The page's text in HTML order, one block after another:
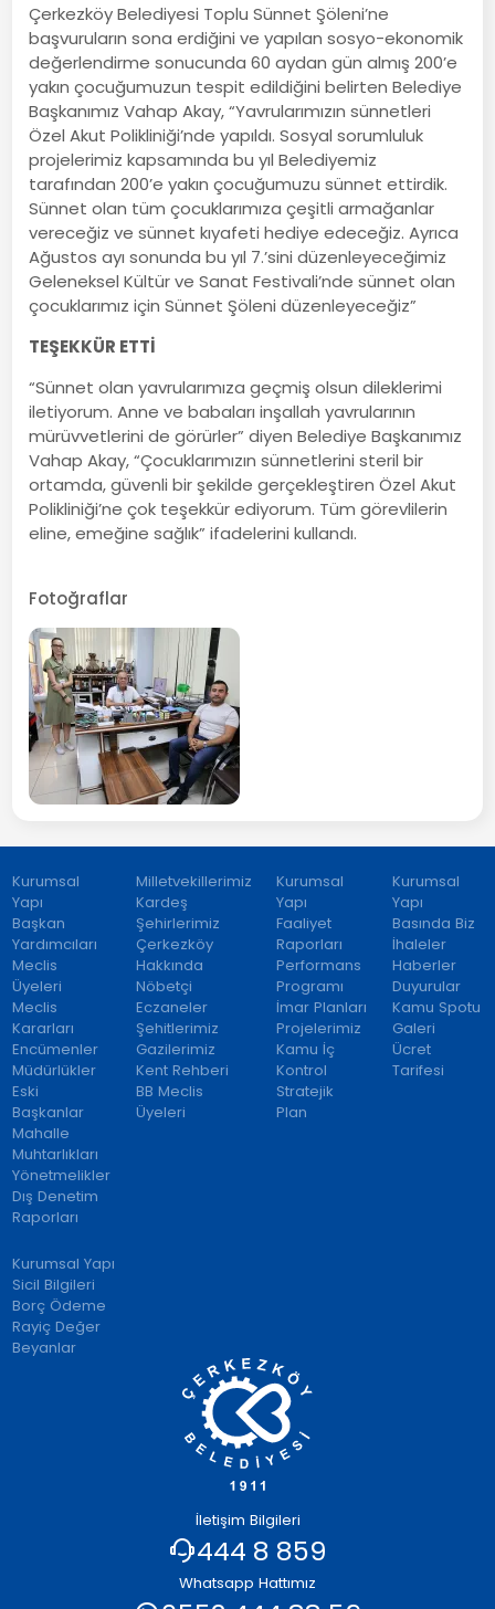
Çerkezköy Belediyesi Toplu Sünnet Şöleni’ne
başvuruların sona erdiğini ve yapılan sosyo-ekonomik
değerlendirme sonucunda 60 aydan gün almış 200’e
yakın çocuğumuzun tespit edildiğini belirten Belediye
Başkanımız Vahap Akay, “Yavrularımızın sünnetleri
Özel Akut Polikliniği’nde yapıldı. Sosyal sorumluluk
projelerimiz kapsamında bu yıl Belediyemiz
tarafından 200’e yakın çocuğumuzu sünnet ettirdik.
Sünnet olan tüm çocuklarımıza çeşitli armağanlar
vereceğiz ve sünnet kıyafeti hediye edeceğiz. Ayrıca
Ağustos ayı sonunda bu yıl 7.’sini düzenleyeceğimiz
Geleneksel Kültür ve Sanat Festivali’nde sünnet olan
çocuklarımız için Sünnet Şöleni düzenleyeceğiz”
TEŞEKKÜR ETTİ
“Sünnet olan yavrularımıza geçmiş olsun dileklerimi
iletiyorum. Anne ve babaları inşallah yavrularının
mürüvvetlerini de görürler” diyen Belediye Başkanımız
Vahap Akay, “Çocuklarımızın sünnetlerini steril bir
ortamda, güvenli bir şekilde gerçekleştiren Özel Akut
Polikliniği’ne çok teşekkür ediyorum. Tüm görevlilerin
eline, emeğine sağlık” ifadelerini kullandı.
Fotoğraflar
Kurumsal
Yapı
Başkan
Yardımcıları
Meclis
Üyeleri
Meclis
Kararları
Encümenler
Müdürlükler
Eski
Başkanlar
Mahalle
Muhtarlıkları
Yönetmelikler
Dış Denetim
Raporları
Milletvekillerimiz
Kardeş
Şehirlerimiz
Çerkezköy
Hakkında
Nöbetçi
Eczaneler
Şehitlerimiz
Gazilerimiz
Kent Rehberi
BB Meclis
Üyeleri
Kurumsal
Yapı
Faaliyet
Raporları
Performans
Programı
İmar Planları
Projelerimiz
Kamu İç
Kontrol
Stratejik
Plan
Kurumsal
Yapı
Basında Biz
İhaleler
Haberler
Duyurular
Kamu Spotu
Galeri
Ücret
Tarifesi
Kurumsal Yapı
Sicil Bilgileri
Borç Ödeme
Rayiç Değer
Beyanlar
İletişim Bilgileri
444 8 859
Whatsapp Hattımız